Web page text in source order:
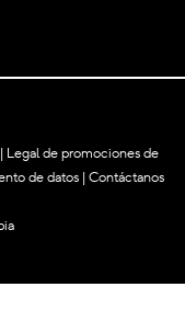
| Legal de promociones de
de datos |Contáctanos